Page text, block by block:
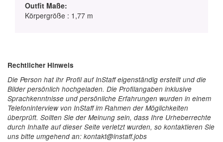
Outfit Maße:
Körpergröße : 1,77 m
Rechtlicher Hinweis
Die Person hat ihr Profil auf InStaff eigenständig erstellt und die
Bilder persönlich hochgeladen. Die Profilangaben inklusive
Sprachkenntnisse und persönliche Erfahrungen wurden in einem
Telefoninterview von InStaff im Rahmen der Möglichkeiten
überprüft. Sollten Sie der Meinung sein, dass Ihre Urheberrechte
durch Inhalte auf dieser Seite verletzt wurden, so kontaktieren Sie
uns bitte umgehend an: kontakt@instaff.jobs